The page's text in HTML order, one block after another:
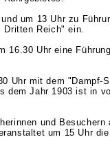
um 13 Uhr zu
Dritten Reich" ein.
16.30 Uhr eine
Uhr mit dem "Dampf-
dem Jahr 1903 ist in
und
um 15 Uhr